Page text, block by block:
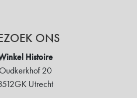
ONS
Histoire
Oudkerkhof 20
Utrecht